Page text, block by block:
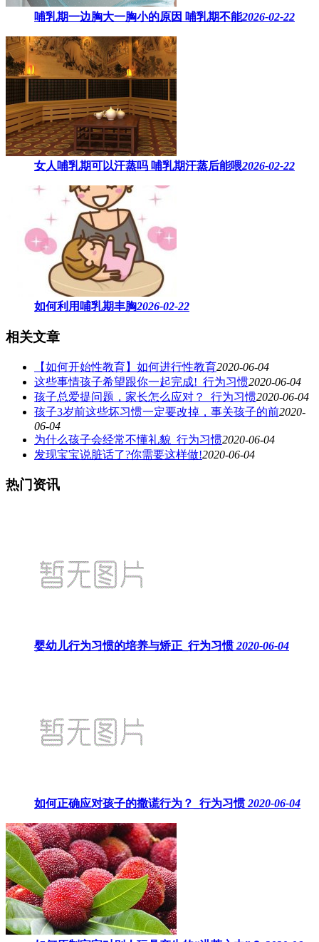
哺乳期一边胸大一胸小的原因​ 哺乳期不能2026-02-22
女人哺乳期可以汗蒸吗 ​哺乳期汗蒸后能喂2026-02-22
如何利用哺乳期丰胸2026-02-22
相关文章
【如何开始性教育】如何进行性教育2020-06-04
这些事情孩子希望跟你一起完成!_行为习惯2020-06-04
孩子总爱提问题，家长怎么应对？_行为习惯2020-06-04
孩子3岁前这些坏习惯一定要改掉，事关孩子的前2020-
06-04
为什么孩子会经常不懂礼貌_行为习惯2020-06-04
发现宝宝说脏话了?你需要这样做!2020-06-04
热门资讯
婴幼儿行为习惯的培养与矫正_行为习惯 2020-06-04
如何正确应对孩子的撒谎行为？_行为习惯 2020-06-04